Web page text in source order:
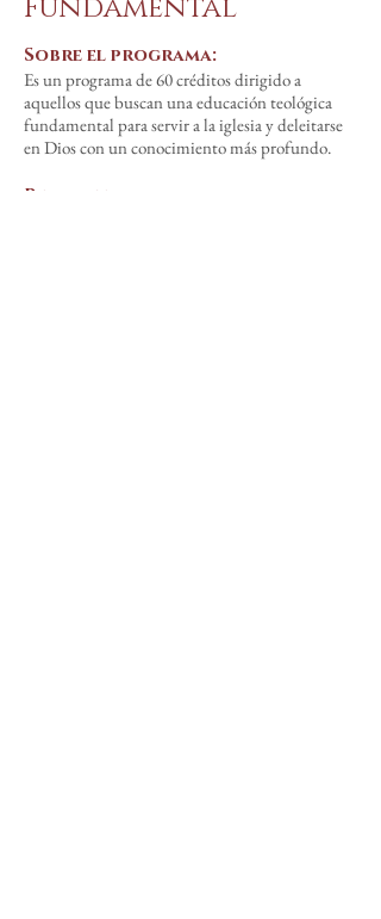
Fundamental
Sobre el programa:
Es un programa de 60 créditos dirigido a
aquellos que buscan una educación teológica
fundamental para servir a la iglesia y deleitarse
en Dios con un conocimiento más profundo.
Requisitos: